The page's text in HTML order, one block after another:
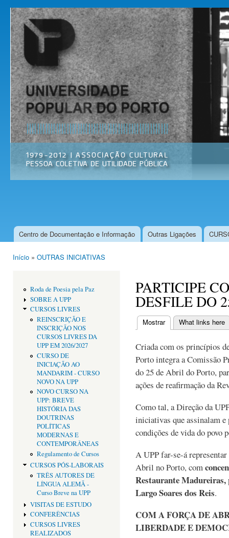
Universidade
Popular do
Porto
Associação
Cultural
Menu principal
Centro de Documentação e Informação Outras Ligações
Início » OUTRAS INICIATIVAS
Roda de Poesia pela Paz
SOBRE A UPP
CURSOS LIVRES
REINSCRIÇÃO E
INSCRIÇÃO NOS
CURSOS LIVRES DA
UPP EM 2026/2027
CURSO DE
INICIAÇÃO AO
MANDARIM - CURSO
NOVO NA UPP
NOVO CURSO NA
UPP: BREVE
HISTÓRIA DAS
DOUTRINAS
POLÍTICAS
MODERNAS E
CONTEMPORÂNEAS
Regulamento de Cursos
CURSOS PÓS-LABORAIS
TRÊS AUTORES DE
LÍNGUA ALEMÃ -
Curso Breve na UPP
VISITAS DE ESTUDO
CONFERÊNCIAS
CURSOS LIVRES
REALIZADOS
PARTICIPE
DESFILE DO
Separadores
Mostrar(separador ativo)
What links here
Criada com os princípios
Porto integra a Comissão
do 25 de Abril do Porto,
ações de reafirmação da
Como tal, a Direção da
iniciativas que assinalam e
condições de vida do povo
A UPP far-se-á
Abril no Porto, com
Restaurante
Largo Soares dos Reis.
COM A FORÇA DE
LIBERDADE E